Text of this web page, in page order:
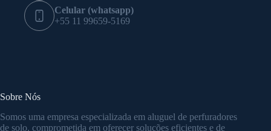
Celular (whatsapp)
+55 11 99659-5169
Sobre Nós
Somos uma empresa especializada em aluguel de perfuradores
de solo, comprometida em oferecer soluções eficientes e de